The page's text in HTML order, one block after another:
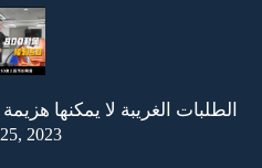
الطلبات الغريبة لا يمكنها
2023